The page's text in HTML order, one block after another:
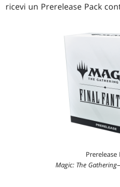
ricevi un Prerelease Pack
Prerelease
Magic: The Gathering